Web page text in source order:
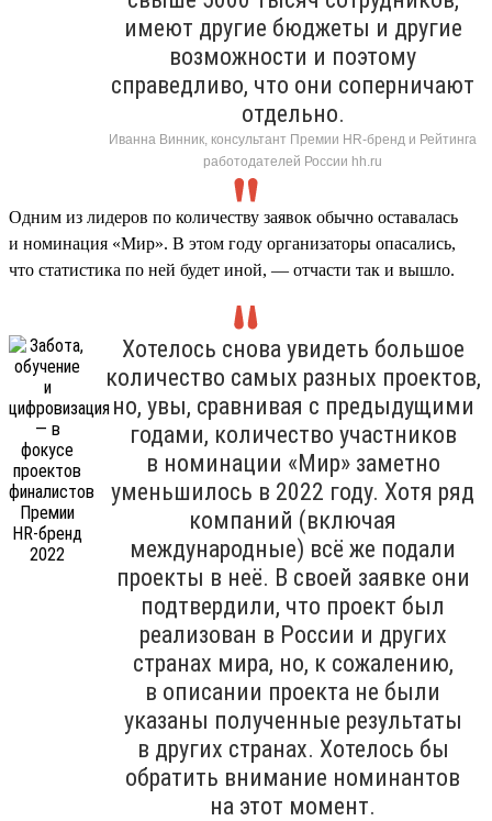
имеют другие бюджеты и другие
возможности и поэтому
справедливо, что они соперничают
отдельно.
Иванна Винник, консультант Премии HR-бренд и Рейтинга
работодателей России hh.ru
Одним из лидеров по количеству заявок обычно оставалась
и номинация «Мир». В этом году организаторы опасались,
что статистика по ней будет иной, — отчасти так и вышло.
Хотелось снова увидеть большое
количество самых разных проектов,
но, увы, сравнивая с предыдущими
годами, количество участников
в номинации «Мир» заметно
уменьшилось в 2022 году. Хотя ряд
компаний (включая
международные) всё же подали
проекты в неё. В своей заявке они
подтвердили, что проект был
реализован в России и других
странах мира, но, к сожалению,
в описании проекта не были
указаны полученные результаты
в других странах. Хотелось бы
обратить внимание номинантов
на этот момент.